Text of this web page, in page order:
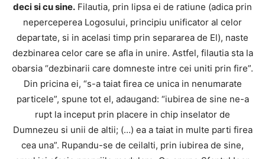
deci si cu sine. Filautia, prin lipsa ei de ratiune (adica prin
neperceperea Logosului, principiu unificator al celor
departate, si in acelasi timp prin separarea de El), naste
dezbinarea celor care se afla in unire. Astfel, filautia sta la
obarsia “dezbinarii care domneste intre cei uniti prin fire”.
Din pricina ei, “s-a taiat firea ce unica in nenumarate
particele”, spune tot el, adaugand: “iubirea de sine ne-a
rupt la inceput prin placere in chip inselator de
Dumnezeu si unii de altii; (…) ea a taiat in multe parti firea
cea una”. Rupandu-se de ceilalti, prin iubirea de sine,